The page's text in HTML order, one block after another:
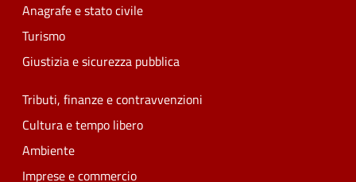
Anagrafe e stato civile
Turismo
Giustizia e sicurezza pubblica
Tributi, finanze e contravvenzioni
Cultura e tempo libero
Ambiente
Imprese e commercio